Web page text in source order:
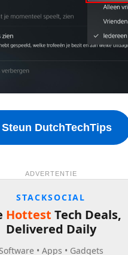
Steun DutchTechTips
ADVERTENTIE